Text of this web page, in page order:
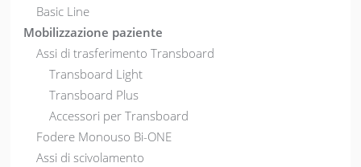
Basic Line
Mobilizzazione paziente
Assi di trasferimento Transboard
Transboard Light
Transboard Plus
Accessori per Transboard
Fodere Monouso Bi-ONE
Assi di scivolamento